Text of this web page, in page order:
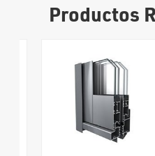
Productos